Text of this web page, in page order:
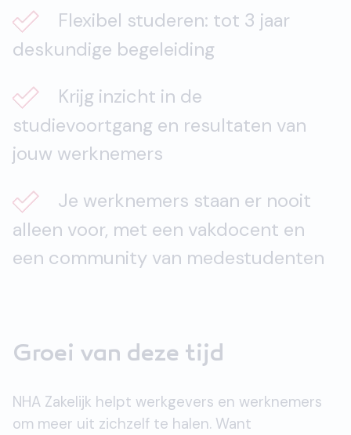
Flexibel studeren: tot 3 jaar
deskundige begeleiding
Krijg inzicht in de
studievoortgang en resultaten van
jouw werknemers
Je werknemers staan er nooit
alleen voor, met een vakdocent en
een community van medestudenten
Groei van deze tijd
NHA Zakelijk helpt werkgevers en werknemers
om meer uit zichzelf te halen. Want